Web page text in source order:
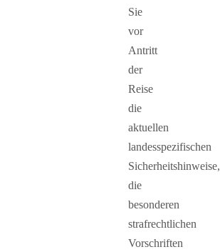
Sie
vor
Antritt
der
Reise
die
aktuellen
landesspezifischen
Sicherheitshinweise,
die
besonderen
strafrechtlichen
Vorschriften